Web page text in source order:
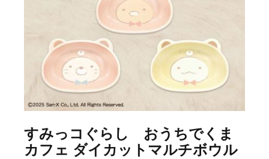
すみっコぐらし おうちでくま
カフェ ダイカットマルチボウル